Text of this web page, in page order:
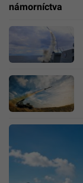
námorníctva